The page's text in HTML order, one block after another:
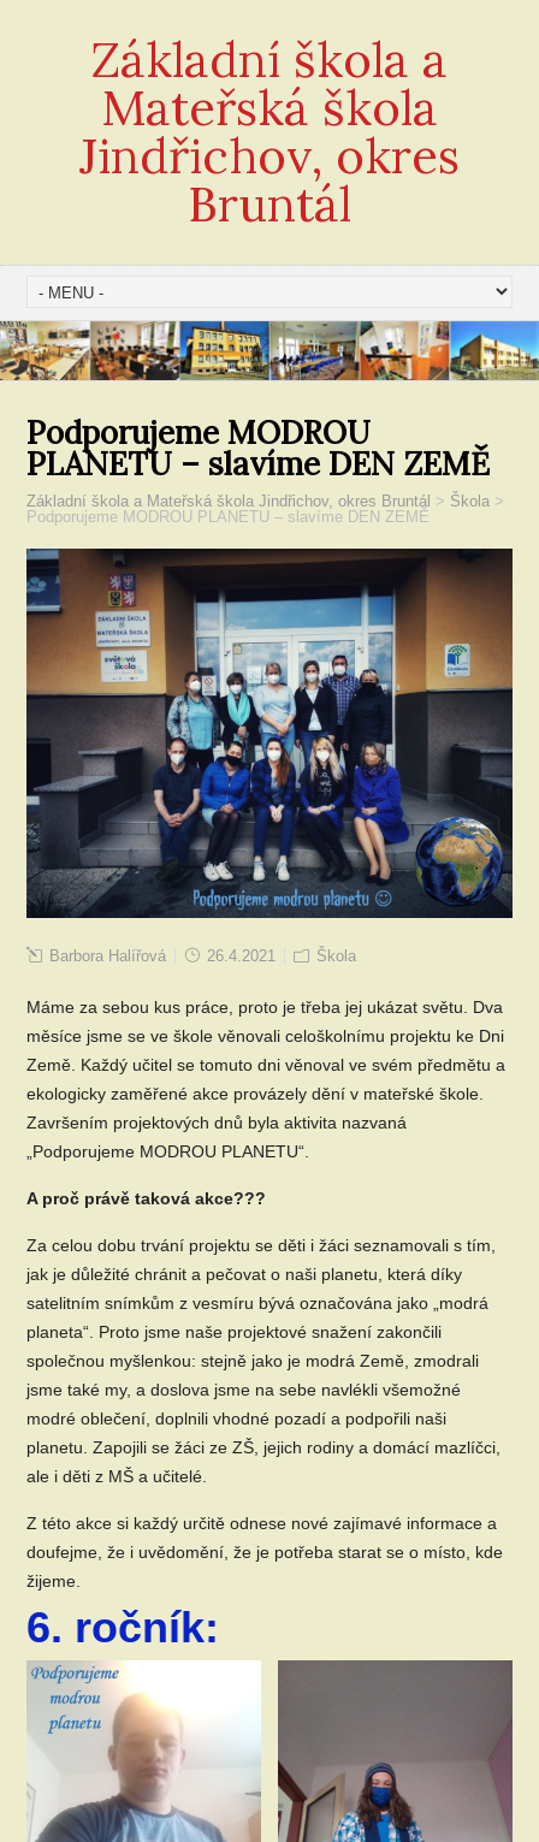
Základní škola a
Mateřská škola
Jindřichov, okres
Bruntál
Podporujeme MODROU
PLANETU – slavíme DEN ZEMĚ
Základní škola a Mateřská škola Jindřichov, okres Bruntál > Škola >
Podporujeme MODROU PLANETU – slavíme DEN ZEMĚ
Barbora Halířová 26.4.2021 Škola
Máme za sebou kus práce, proto je třeba jej ukázat světu. Dva
měsíce jsme se ve škole věnovali celoškolnímu projektu ke Dni
Země. Každý učitel se tomuto dni věnoval ve svém předmětu a
ekologicky zaměřené akce provázely dění v mateřské škole.
Završením projektových dnů byla aktivita nazvaná
„Podporujeme MODROU PLANETU“.
A proč právě taková akce???
Za celou dobu trvání projektu se děti i žáci seznamovali s tím,
jak je důležité chránit a pečovat o naši planetu, která díky
satelitním snímkům z vesmíru bývá označována jako „modrá
planeta“. Proto jsme naše projektové snažení zakončili
společnou myšlenkou: stejně jako je modrá Země, zmodrali
jsme také my, a doslova jsme na sebe navlékli všemožné
modré oblečení, doplnili vhodné pozadí a podpořili naši
planetu. Zapojili se žáci ze ZŠ, jejich rodiny a domácí mazlíčci,
ale i děti z MŠ a učitelé.
Z této akce si každý určitě odnese nové zajímavé informace a
doufejme, že i uvědomění, že je potřeba starat se o místo, kde
žijeme.
6. ročník: